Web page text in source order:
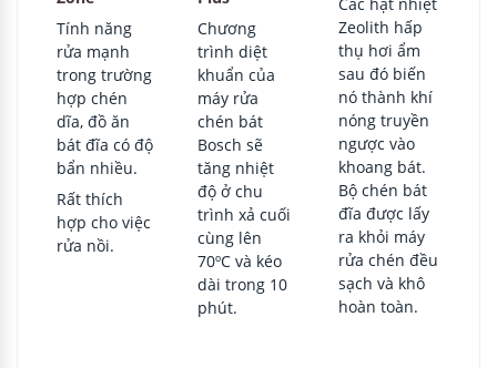
Tính năng
rửa mạnh
trong trường
hợp chén
dĩa, đồ ăn
bát đĩa có độ
bẩn nhiều.
Rất thích
hợp cho việc
rửa nồi.
Chương
trình diệt
khuẩn của
máy rửa
chén bát
Bosch sẽ
tăng nhiệt
độ ở chu
trình xả cuối
cùng lên
70ºC và kéo
dài trong 10
phút.
Zeolith hấp
thụ hơi ẩm
sau đó biến
nó thành khí
nóng truyền
ngược vào
khoang bát.
Bộ chén bát
đĩa được lấy
ra khỏi máy
rửa chén đều
sạch và khô
hoàn toàn.